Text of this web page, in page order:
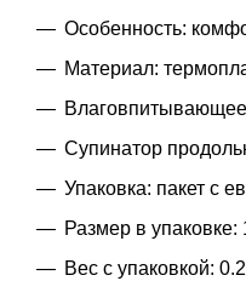
Особенность:
Материал:
Супинатор
Упаковка: пакет с
Размер в упаковке:
Вес с упаковкой: